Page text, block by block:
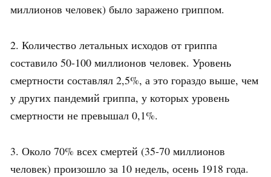
миллионов человек) было заражено гриппом.
2. Количество летальных исходов от гриппа
составило 50-100 миллионов человек. Уровень
смертности составлял 2,5%, а это гораздо выше, чем
у других пандемий гриппа, у которых уровень
смертности не превышал 0,1%.
3. Около 70% всех смертей (35-70 миллионов
человек) произошло за 10 недель, осень 1918 года.